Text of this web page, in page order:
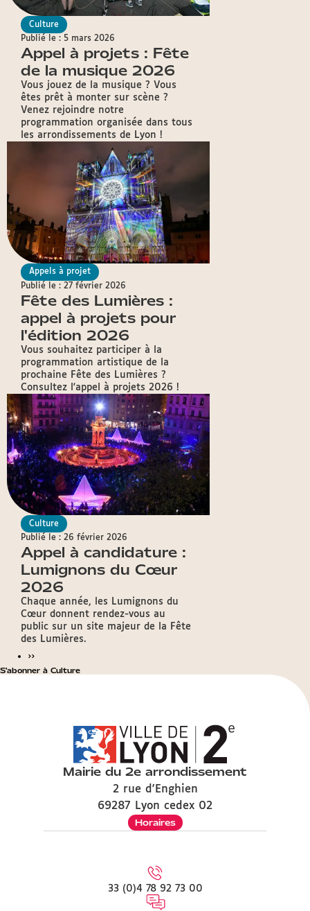
Culture
Publié le : 5 mars 2026
Appel à projets : Fête
de la musique 2026
Vous jouez de la musique ? Vous
êtes prêt à monter sur scène ?
Venez rejoindre notre
programmation organisée dans tous
les arrondissements de Lyon !
Appels à projet
Publié le : 27 février 2026
Fête des Lumières :
appel à projets pour
l'édition 2026
Vous souhaitez participer à la
programmation artistique de la
prochaine Fête des Lumières ?
Consultez l'appel à projets 2026 !
Culture
Publié le : 26 février 2026
Appel à candidature :
Lumignons du Cœur
2026
Chaque année, les Lumignons du
Cœur donnent rendez-vous au
public sur un site majeur de la Fête
des Lumières.
››
S'abonner à Culture
Mairie du 2e arrondissement
2 rue d'Enghien
69287 Lyon cedex 02
Horaires
33 (0)4 78 92 73 00